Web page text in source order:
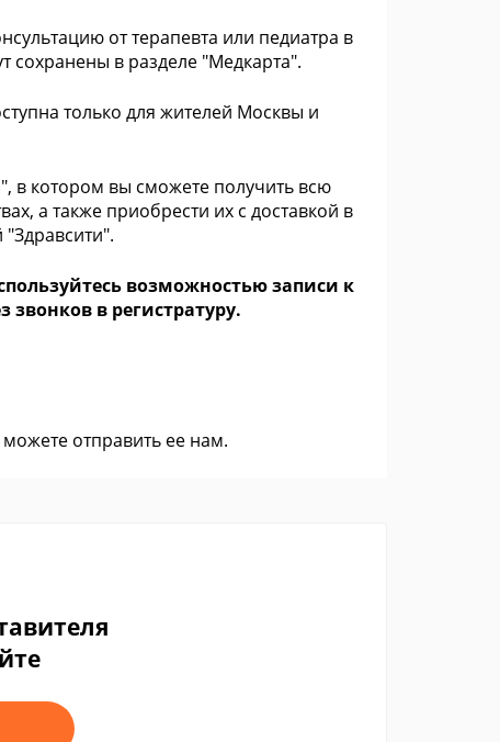
от терапевта или педиатра в
в разделе "Медкарта".
только для жителей Москвы и
в котором вы сможете получить всю
а также приобрести их с доставкой в
возможностью записи к
в регистратуру.
можете отправить ее нам.